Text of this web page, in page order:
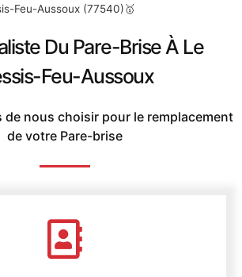
Feu-Aussoux (77540)🥇
Du Pare-Brise À Le
Feu-Aussoux
de nous choisir pour le remplacement
de votre Pare-brise